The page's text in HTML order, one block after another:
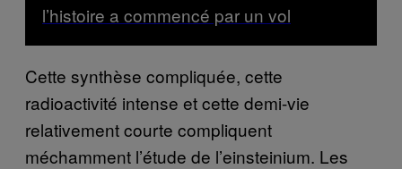
l’histoire a commencé par un vol
Cette synthèse compliquée, cette
radioactivité intense et cette demi-vie
relativement courte compliquent
méchamment l’étude de l’einsteinium. Les